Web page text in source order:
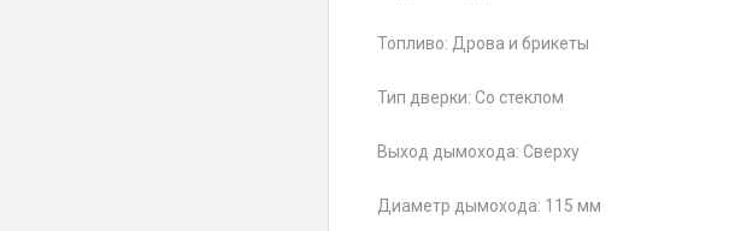
Топливо: Дрова и брикеты
Тип дверки: Со стеклом
Выход дымохода: Сверху
Диаметр дымохода: 115 мм